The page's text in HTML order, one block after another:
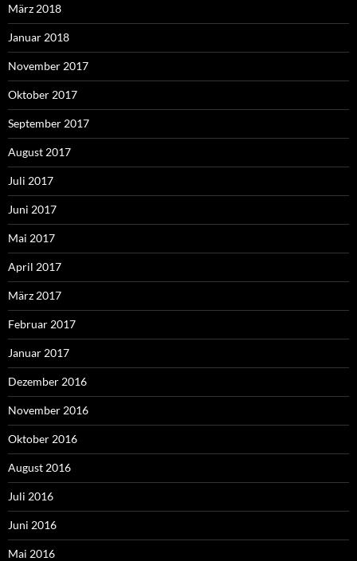
März 2018
Januar 2018
November 2017
Oktober 2017
September 2017
August 2017
Juli 2017
Juni 2017
Mai 2017
April 2017
März 2017
Februar 2017
Januar 2017
Dezember 2016
November 2016
Oktober 2016
August 2016
Juli 2016
Juni 2016
Mai 2016